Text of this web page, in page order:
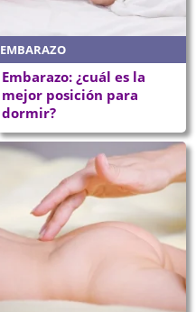
EMBARAZO
Embarazo: ¿cuál es la
mejor posición para
dormir?